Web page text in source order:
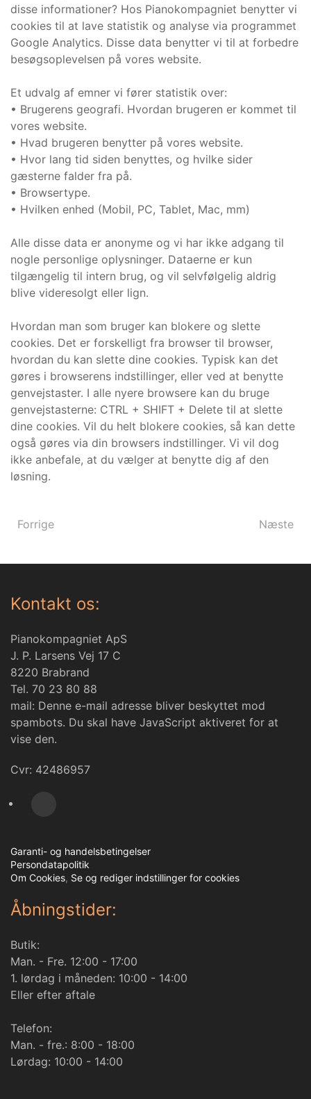
disse informationer? Hos Pianokompagniet benytter vi
cookies til at lave statistik og analyse via programmet
Google Analytics. Disse data benytter vi til at forbedre
besøgsoplevelsen på vores website.
Et udvalg af emner vi fører statistik over:
• Brugerens geografi. Hvordan brugeren er kommet til
vores website.
• Hvad brugeren benytter på vores website.
• Hvor lang tid siden benyttes, og hvilke sider
gæsterne falder fra på.
• Browsertype.
• Hvilken enhed (Mobil, PC, Tablet, Mac, mm)
Alle disse data er anonyme og vi har ikke adgang til
nogle personlige oplysninger. Dataerne er kun
tilgængelig til intern brug, og vil selvfølgelig aldrig
blive videresolgt eller lign.
Hvordan man som bruger kan blokere og slette
cookies. Det er forskelligt fra browser til browser,
hvordan du kan slette dine cookies. Typisk kan det
gøres i browserens indstillinger, eller ved at benytte
genvejstaster. I alle nyere browsere kan du bruge
genvejstasterne: CTRL + SHIFT + Delete til at slette
dine cookies. Vil du helt blokere cookies, så kan dette
også gøres via din browsers indstillinger. Vi vil dog
ikke anbefale, at du vælger at benytte dig af den
løsning.
Forrige Næste
Kontakt os:
Pianokompagniet ApS
J. P. Larsens Vej 17 C
8220 Brabrand
Tel. 70 23 80 88
mail: Denne e-mail adresse bliver beskyttet mod
spambots. Du skal have JavaScript aktiveret for at
vise den.
Cvr: 42486957
Garanti- og handelsbetingelser
Persondatapolitik
Om Cookies, Se og rediger indstillinger for cookies
Åbningstider:
Butik:
Man. - Fre. 12:00 - 17:00
1. lørdag i måneden: 10:00 - 14:00
Eller efter aftale
Telefon:
Man. - fre.: 8:00 - 18:00
Lørdag: 10:00 - 14:00